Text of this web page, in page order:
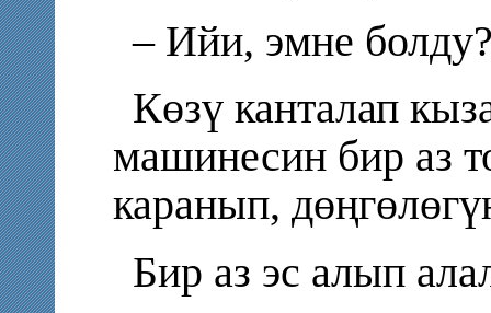
– Ийи, эмне
Көзү канталап
машинесин бир аз
каранып,
Бир аз эс алып